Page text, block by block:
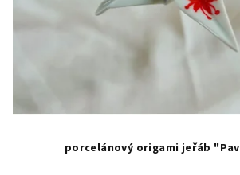
porcelánový origami jeřáb